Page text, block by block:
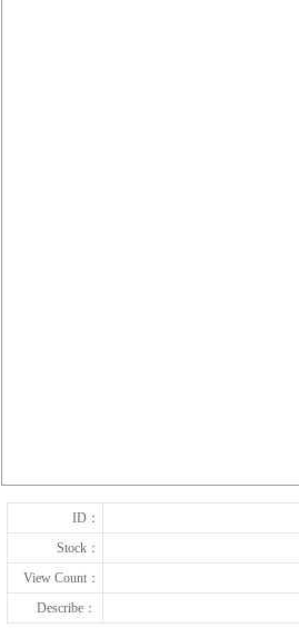
ID：
Stock：
View Count：
Describe：